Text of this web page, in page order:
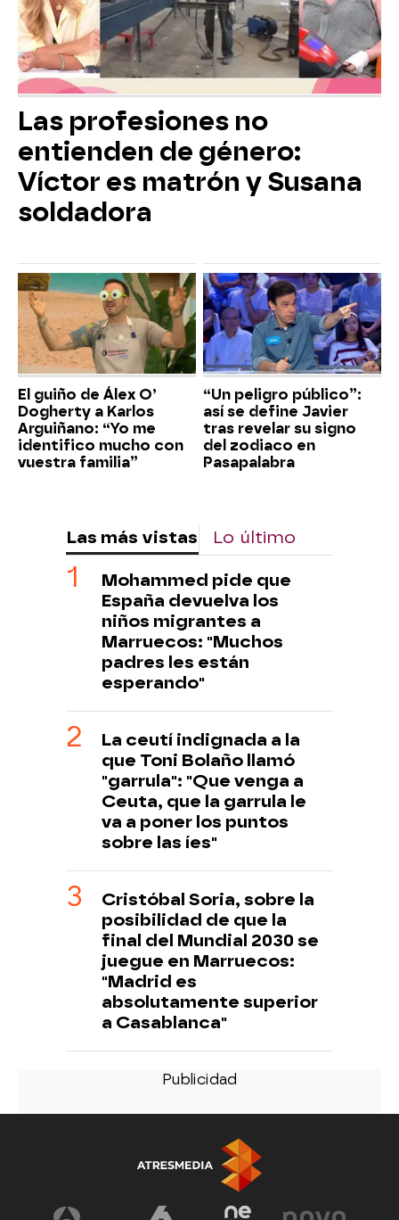
Las profesiones no
entienden de género:
Víctor es matrón y Susana
soldadora
El guiño de Álex O’
Dogherty a Karlos
Arguiñano: “Yo me
identifico mucho con
vuestra familia”
“Un peligro público”:
así se define Javier
tras revelar su signo
del zodiaco en
Pasapalabra
Las más vistas Lo último
Mohammed pide que
España devuelva los
niños migrantes a
Marruecos: "Muchos
padres les están
esperando"
La ceutí indignada a la
que Toni Bolaño llamó
"garrula": "Que venga a
Ceuta, que la garrula le
va a poner los puntos
sobre las íes"
Cristóbal Soria, sobre la
posibilidad de que la
final del Mundial 2030 se
juegue en Marruecos:
"Madrid es
absolutamente superior
a Casablanca"